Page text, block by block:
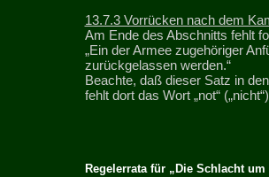
13.7.3 Vorrücken nach dem
Am Ende des Abschnitts fehlt
„Ein der Armee zugehöriger
zurückgelassen werden.“
Beachte, daß dieser Satz in
fehlt dort das Wort „not“
Regelerrata für „Die Schlacht um